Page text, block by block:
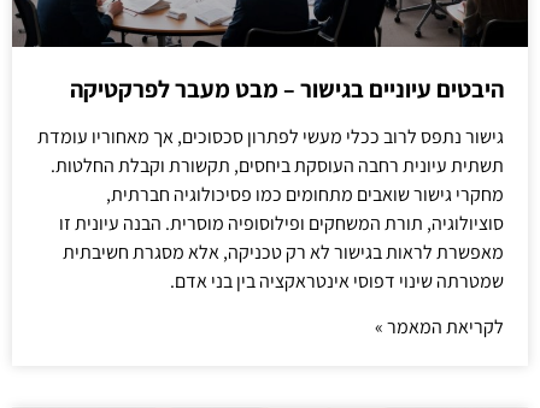
היבטים עיוניים בגישור – מבט מעבר לפרקטיקה
גישור נתפס לרוב ככלי מעשי לפתרון סכסוכים, אך מאחוריו עומדת
תשתית עיונית רחבה העוסקת ביחסים, תקשורת וקבלת החלטות.
מחקרי גישור שואבים מתחומים כמו פסיכולוגיה חברתית,
סוציולוגיה, תורת המשחקים ופילוסופיה מוסרית. הבנה עיונית זו
מאפשרת לראות בגישור לא רק טכניקה, אלא מסגרת חשיבתית
שמטרתה שינוי דפוסי אינטראקציה בין בני אדם.
לקריאת המאמר »